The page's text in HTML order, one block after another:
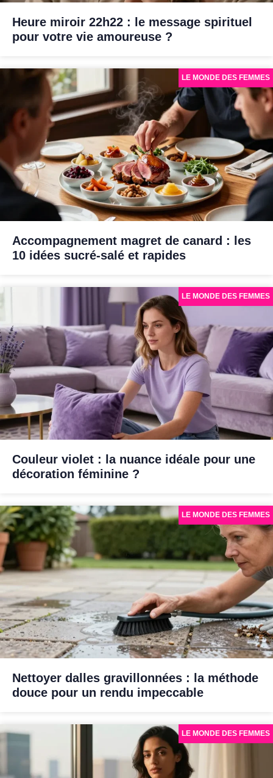
Heure miroir 22h22 : le message spirituel
pour votre vie amoureuse ?
Accompagnement magret de canard : les
10 idées sucré-salé et rapides
LE MONDE DES FEMMES
Couleur violet : la nuance idéale pour une
décoration féminine ?
LE MONDE DES FEMMES
Nettoyer dalles gravillonnées : la méthode
douce pour un rendu impeccable
LE MONDE DES FEMMES
LE MONDE DES FEMMES